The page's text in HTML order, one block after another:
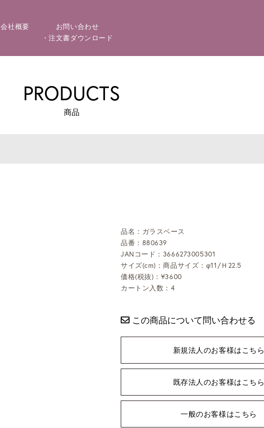
会社概要
お問い合わせ
・注文書ダウンロード
PRODUCTS
商品
品名：ガラスベース
品番：880639
JANコード：3666273005301
サイズ(cm)：商品サイズ：φ11/Ｈ22.5
価格(税抜)：¥3600
カートン入数：4
この商品について問い合わせる
新規法人のお客様はこちら
既存法人のお客様はこちら
一般のお客様はこちら